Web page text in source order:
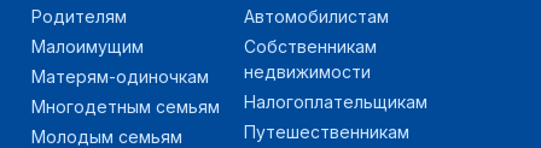
Родителям
Малоимущим
Матерям-одиночкам
Многодетным семьям
Молодым семьям
Автомобилистам
Собственникам
недвижимости
Налогоплательщикам
Путешественникам